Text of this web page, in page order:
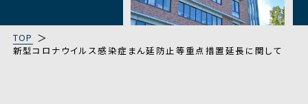
TOP
新型コロナウイルス感染症まん延防止等重点措置延長に関して